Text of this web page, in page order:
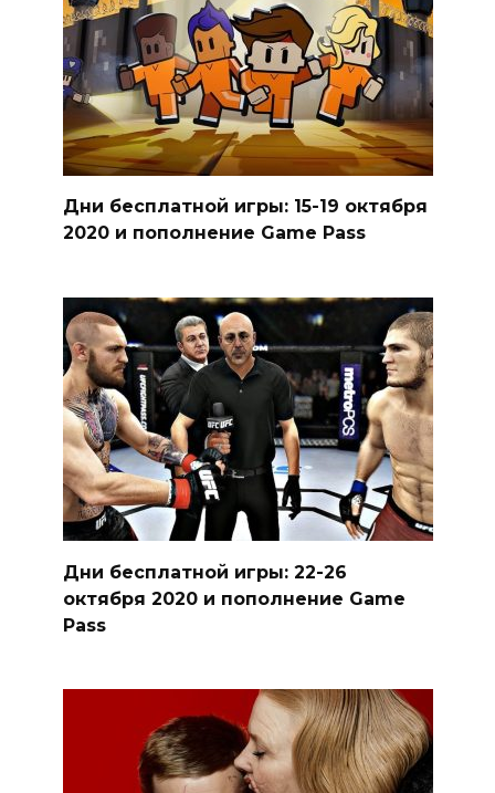
Дни бесплатной игры: 15-19 октября
2020 и пополнение Game Pass
Дни бесплатной игры: 22-26
октября 2020 и пополнение Game
Pass